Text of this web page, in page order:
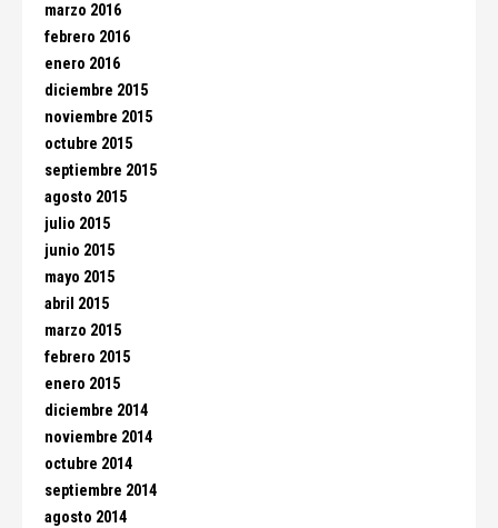
marzo 2016
febrero 2016
enero 2016
diciembre 2015
noviembre 2015
octubre 2015
septiembre 2015
agosto 2015
julio 2015
junio 2015
mayo 2015
abril 2015
marzo 2015
febrero 2015
enero 2015
diciembre 2014
noviembre 2014
octubre 2014
septiembre 2014
agosto 2014